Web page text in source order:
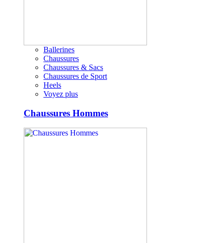
Ballerines
Chaussures
Chaussures & Sacs
Chaussures de Sport
Heels
Voyez plus
Chaussures Hommes